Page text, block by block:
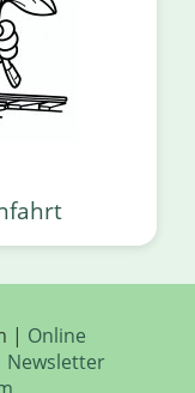
| Online
Newsletter